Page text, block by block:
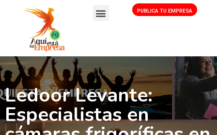
PUBLICA TU EMPRESA
Ledoor Levante:
Especialistas en